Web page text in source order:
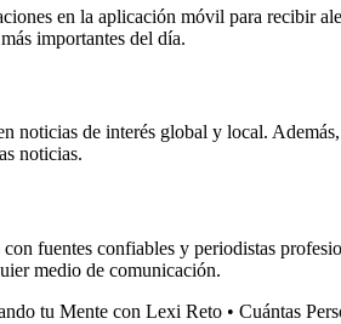
en la aplicación móvil para recibir
importantes del día.
de interés global y local.
noticias.
fuentes confiables y periodistas
medio de comunicación.
tu Mente con Lexi Reto • Cuántas